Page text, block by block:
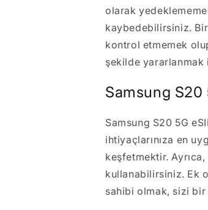
olarak
kaybedebilirsiniz.
kontrol etmemek
şekilde yararlanmak
Samsung S20
Samsung S20 5G
ihtiyaçlarınıza en
keşfetmektir.
kullanabilirsiniz. Ek
sahibi olmak, sizi bir